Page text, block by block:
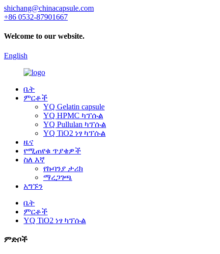
shichang@chinacapsule.com
+86 0532-87901667
Welcome to our website.
English
ቤት
ምርቶች
YQ Gelatin capsule
YQ HPMC ካፕሱል
YQ Pullulan ካፕሱል
YQ TiO2 ነፃ ካፕሱል
ዜና
የሚጠየቁ ጥያቄዎች
ስለ እኛ
የኩባንያ ታሪክ
ማረጋገጫ
አግኙን
ቤት
ምርቶች
YQ TiO2 ነፃ ካፕሱል
ምድቦች